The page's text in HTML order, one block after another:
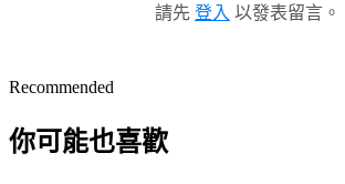
請先 登入 以發表留言。
Recommended
你可能也喜歡